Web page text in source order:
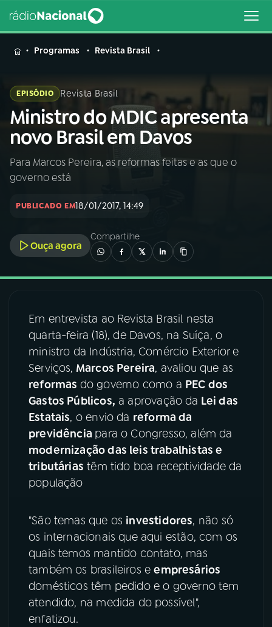
MENU
Buscar
na
Rádio
Nacional
Buscar
04 PROGRAMAS
05PODCASTS
06VIDEOCASTS
07 ÚLTIMAS
ACOMPANHE A RÁDIO NACIONAL
YouTube Facebook
Instagram X
Programas Revista Brasil
EPISÓDIO Revista Brasil
Ministro do MDIC apresenta
novo Brasil em Davos
Para Marcos Pereira, as reformas feitas e as que o
governo está
PUBLICADO EM18/01/2017, 14:49
Ouça agora
Compartilhe
Em entrevista ao Revista Brasil nesta
quarta-feira (18), de Davos, na Suíça, o
ministro da Indústria, Comércio Exterior e
Serviços, Marcos Pereira, avaliou que as
reformas do governo como a PEC dos
Gastos Públicos, a aprovação da Lei das
Estatais, o envio da reforma da
previdência para o Congresso, além da
modernização das leis trabalhistas e
tributárias têm tido boa receptividade da
população
"São temas que os investidores, não só
os internacionais que aqui estão, com os
quais temos mantido contato, mas
também os brasileiros eempresários
domésticos têm pedido e o governo tem
atendido, na medida do possível",
enfatizou.